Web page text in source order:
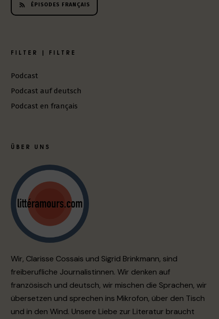
t
-
c
a
ÉPISODES FRANÇAIS
FILTER | FILTRE
Podcast
Podcast auf deutsch
Podcast en français
ÜBER UNS
Wir, Clarisse Cossais und Sigrid Brinkmann, sind
freiberufliche Journalistinnen. Wir denken auf
französisch und deutsch, wir mischen die Sprachen, wir
übersetzen und sprechen ins Mikrofon, über den Tisch
und in den Wind. Unsere Liebe zur Literatur braucht